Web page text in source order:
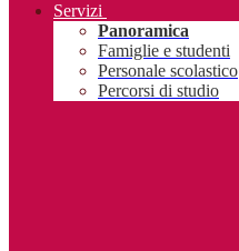
Servizi
Panoramica
Famiglie e studenti
Personale scolastico
Percorsi di studio